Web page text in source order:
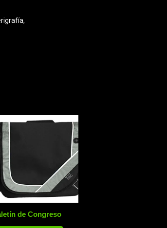
de Congreso